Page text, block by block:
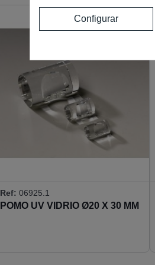
POMO UV VIDRIO Ø20 X 30 MM
Ref: 06925.1
Configurar